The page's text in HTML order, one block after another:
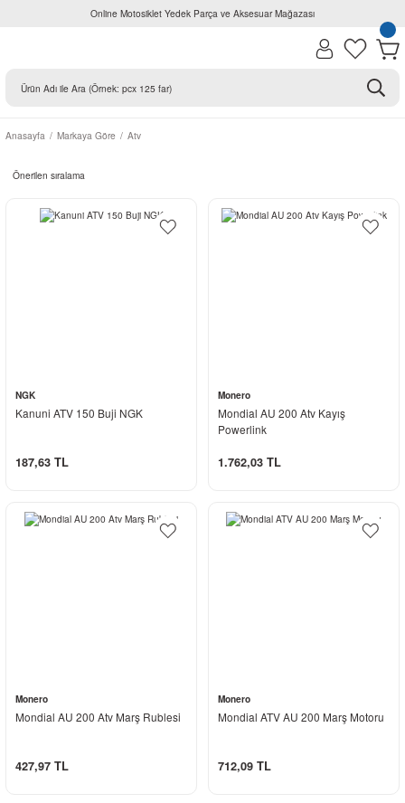
Online Motosiklet Yedek Parça ve Aksesuar Mağazası
Anasayfa Markaya Göre Atv
NGK
Kanuni ATV 150 Buji NGK
187,63 TL
Monero
Mondial AU 200 Atv Kayış
Powerlink
1.762,03 TL
Monero
Mondial AU 200 Atv Marş Rublesi
427,97 TL
Monero
Mondial ATV AU 200 Marş Motoru
712,09 TL